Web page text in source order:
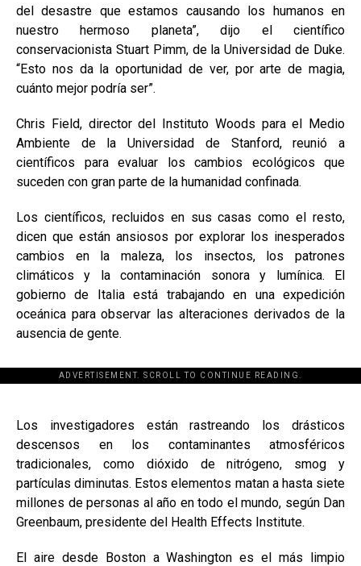
del desastre que estamos causando los humanos en
nuestro hermoso planeta”, dijo el científico
conservacionista Stuart Pimm, de la Universidad de Duke.
“Esto nos da la oportunidad de ver, por arte de magia,
cuánto mejor podría ser”.
Chris Field, director del Instituto Woods para el Medio
Ambiente de la Universidad de Stanford, reunió a
científicos para evaluar los cambios ecológicos que
suceden con gran parte de la humanidad confinada.
Los científicos, recluidos en sus casas como el resto,
dicen que están ansiosos por explorar los inesperados
cambios en la maleza, los insectos, los patrones
climáticos y la contaminación sonora y lumínica. El
gobierno de Italia está trabajando en una expedición
oceánica para observar las alteraciones derivados de la
ausencia de gente.
ADVERTISEMENT. SCROLL TO CONTINUE READING.
[adsforwp id="243463"]
Los investigadores están rastreando los drásticos
descensos en los contaminantes atmosféricos
tradicionales, como dióxido de nitrógeno, smog y
partículas diminutas. Estos elementos matan a hasta siete
millones de personas al año en todo el mundo, según Dan
Greenbaum, presidente del Health Effects Institute.
El aire desde Boston a Washington es el más limpio